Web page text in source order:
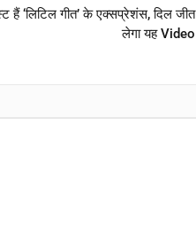
हैं ‘लिटिल गीत’ के एक्सप्रेशंस, दिल जीत
लेगा यह Video